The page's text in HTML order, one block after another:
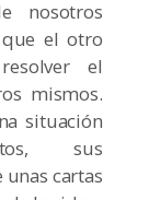
nosotros
el otro
el
mismos.
situación
sus
cartas